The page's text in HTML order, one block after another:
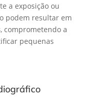
a exposição ou
podem resultar em
, comprometendo a
pequenas